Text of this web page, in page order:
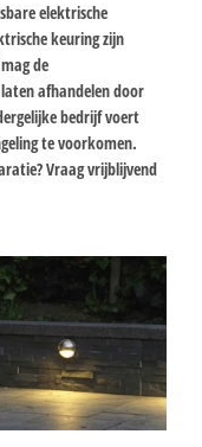
elektrische
keuring zijn
de
afhandelen door
bedrijf voert
te voorkomen.
Vraag vrijblijvend